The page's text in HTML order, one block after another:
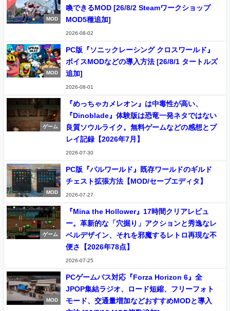
MOD
喚できるMOD [26/8/2 Steamワークショップ
MOD5種追加]
2026-08-02
MOD
PC版『ソニックレーシング クロスワールド』
ボイスMODなどの導入方法 [26/8/1 タートルズ
追加]
2026-08-01
ゲーム
『めっちゃカメレオン』は中毒性が高い、
『Dinoblade』体験版は恐竜一発ネタではない
良質ソウルライク。無料ゲームなどの感想とプ
レイ記録【2026年7月】
2026-07-30
MOD
PC版『パルワールド』既存ワールドのギルド
チェスト拡張方法【MOD/セーブエディタ】
2026-07-27
ゲーム
『Mina the Hollower』17時間クリアレビュ
ー。革新的な「穴掘り」アクションと秀逸なレ
ベルデザイン、それを邪魔するレトロ再現な不
便さ【2026年78点】
2026-07-25
MOD
PCゲームパス対応『Forza Horizon 6』全
JPOP集結ラジオ、ロード短縮、フリーフォト
モード、交通量増加などおすすめMODと導入